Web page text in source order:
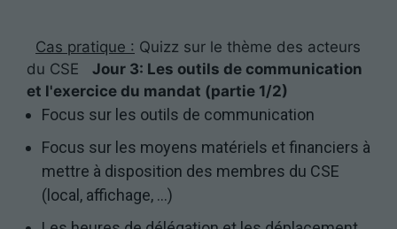
Cas pratique : Quizz sur le thème des acteurs
du CSE
Jour 3: Les outils de communication
et l'exercice du mandat (partie 1/2)
Focus sur les outils de communication
Focus sur les moyens matériels et financiers à
mettre à disposition des membres du CSE
(local, affichage, …)